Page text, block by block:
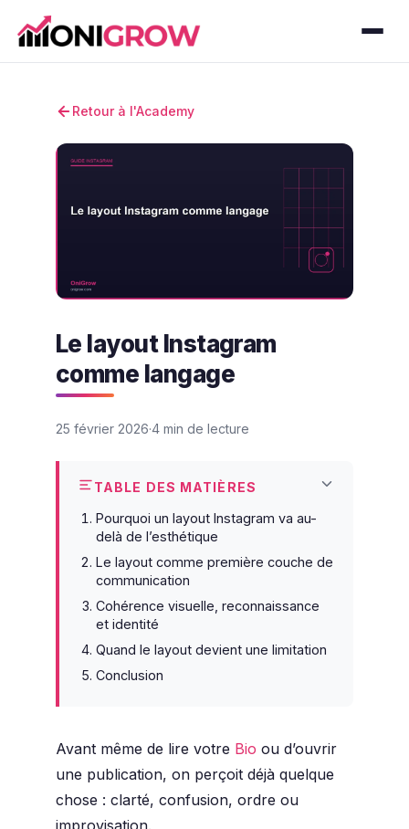
Retour à l'Academy
Le layout Instagram
comme langage
25 février 2026 4 min de lecture
TABLE DES MATIÈRES
Pourquoi un layout Instagram va au-
delà de l’esthétique
Le layout comme première couche de
communication
Cohérence visuelle, reconnaissance
et identité
Quand le layout devient une limitation
Conclusion
Avant même de lire votre Bio ou d’ouvrir
une publication, on perçoit déjà quelque
chose : clarté, confusion, ordre ou